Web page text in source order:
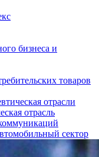
бизнеса и
товаров
отрасли
отрасль
сектор